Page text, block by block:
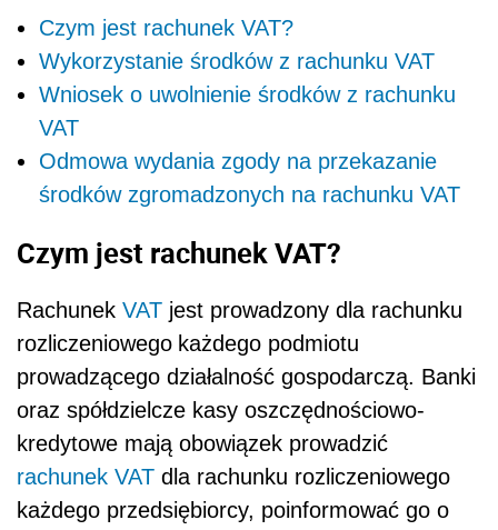
Czym jest rachunek VAT?
Wykorzystanie środków z rachunku VAT
Wniosek o uwolnienie środków z rachunku
VAT
Odmowa wydania zgody na przekazanie
środków zgromadzonych na rachunku VAT
Czym jest rachunek VAT?
Rachunek VAT jest prowadzony dla rachunku
rozliczeniowego każdego podmiotu
prowadzącego działalność gospodarczą. Banki
oraz spółdzielcze kasy oszczędnościowo-
kredytowe mają obowiązek prowadzić
rachunek VAT dla rachunku rozliczeniowego
każdego przedsiębiorcy, poinformować go o